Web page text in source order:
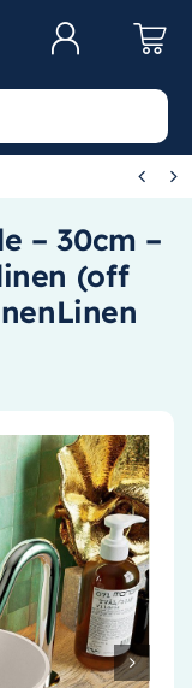
 
– 30cm –
(off